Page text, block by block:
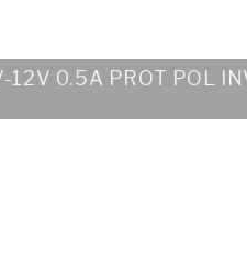
12V 0.5A PROT POL